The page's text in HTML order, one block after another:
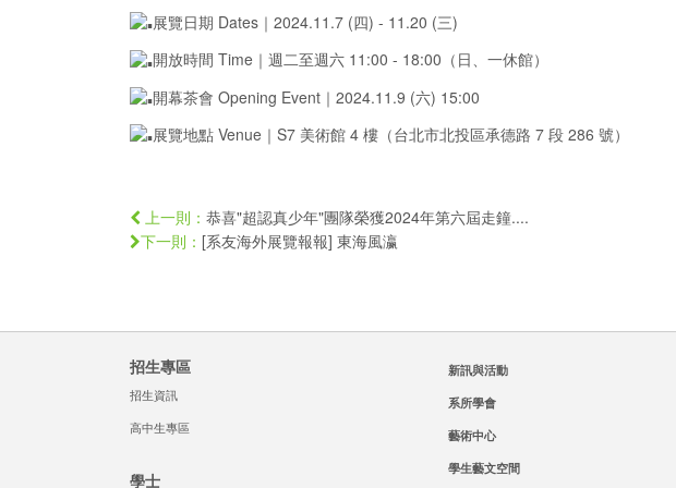
展覽⽇期 Dates｜2024.11.7 (四) - 11.20 (三)
開放時間 Time｜週⼆至週六 11:00 - 18:00（⽇、⼀休館）
開幕茶會 Opening Event｜2024.11.9 (六) 15:00
展覽地點 Venue｜S7 美術館 4 樓（台北市北投區承德路 7 段 286 號）
上一則： 恭喜"超認真少年"團隊榮獲2024年第六屆走鐘....
下一則： [系友海外展覽報報] 東海風瀛
招生專區
招生資訊
高中生專區
學士
新訊與活動
系所學會
藝術中心
學生藝文空間